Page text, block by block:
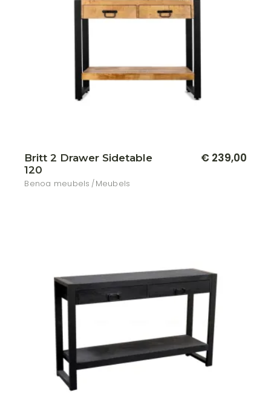
Britt 2 Drawer Sidetable
120
Benoa meubels Meubels
€239,00